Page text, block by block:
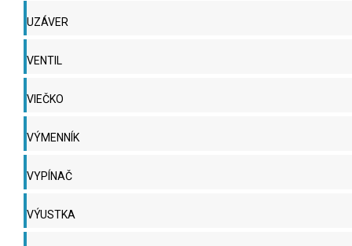
UZÁVER
VENTIL
VIEČKO
VÝMENNÍK
VYPÍNAČ
VÝUSTKA